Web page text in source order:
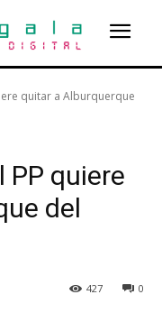
quitar a Alburquerque
PP quiere
del
0
427